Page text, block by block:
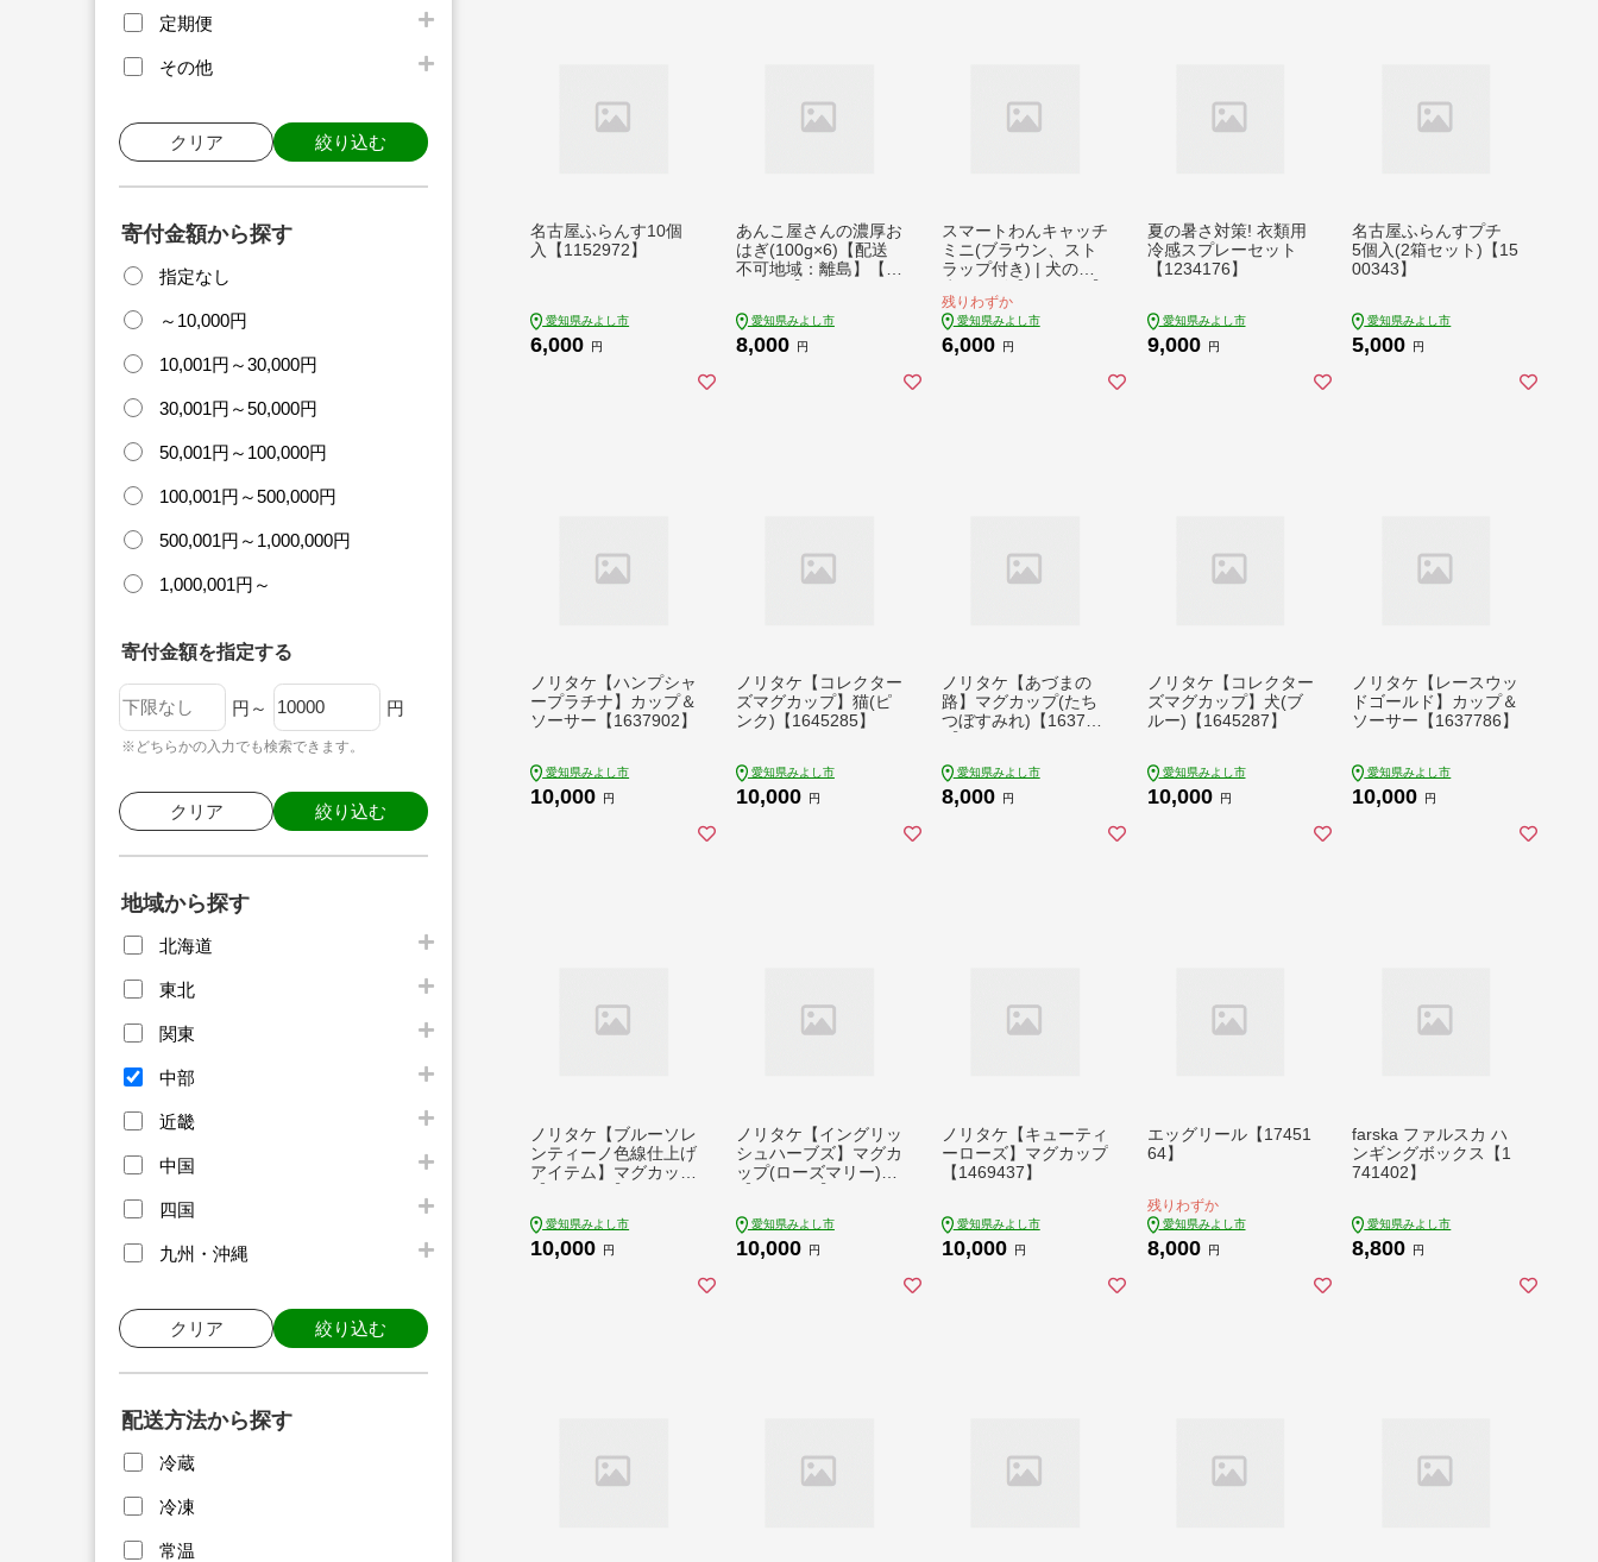
定期便
その他
クリア 絞り込む
寄付金額から探す
指定なし
～10,000円
10,001円～30,000円
30,001円～50,000円
50,001円～100,000円
100,001円～500,000円
500,001円～1,000,000円
1,000,001円～
寄付金額を指定する
円～ 円
※どちらかの入力でも検索できます。
クリア 絞り込む
地域から探す
北海道
東北
関東
中部
近畿
中国
四国
九州・沖縄
クリア 絞り込む
配送方法から探す
冷蔵
冷凍
常温
名古屋ふらんす10個
入【1152972】
愛知県みよし市
6,000 円
あんこ屋さんの濃厚お
はぎ(100g×6)【配送
不可地域：離島】【1
愛知県みよし市
8,000 円
スマートわんキャッチ
ミニ(ブラウン、スト
ラップ付き) | 犬の散
残りわずか
愛知県みよし市
6,000 円
夏の暑さ対策! 衣類用
冷感スプレーセット
【1234176】
愛知県みよし市
9,000 円
名古屋ふらんすプチ
5個入(2箱セット)【15
00343】
愛知県みよし市
5,000 円
ノリタケ【ハンプシャ
ープラチナ】カップ＆
ソーサー【1637902】
愛知県みよし市
10,000 円
ノリタケ【コレクター
ズマグカップ】猫(ピ
ンク)【1645285】
愛知県みよし市
10,000 円
ノリタケ【あづまの
路】マグカップ(たち
つぼすみれ)【163799
愛知県みよし市
8,000 円
ノリタケ【コレクター
ズマグカップ】犬(ブ
ルー)【1645287】
愛知県みよし市
10,000 円
ノリタケ【レースウッ
ドゴールド】カップ＆
ソーサー【1637786】
愛知県みよし市
10,000 円
ノリタケ【ブルーソレ
ンティーノ色線仕上げ
アイテム】マグカップ
愛知県みよし市
10,000 円
ノリタケ【イングリッ
シュハーブズ】マグカ
ップ(ローズマリー)
愛知県みよし市
10,000 円
ノリタケ【キューティ
ーローズ】マグカップ
【1469437】
愛知県みよし市
10,000 円
エッグリール【17451
64】
残りわずか
愛知県みよし市
8,000 円
farska ファルスカ ハ
ンギングボックス【1
741402】
愛知県みよし市
8,800 円